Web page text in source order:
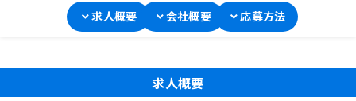
求人概要 会社概要 応募方法
求人概要